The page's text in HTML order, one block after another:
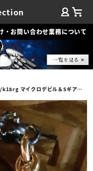
・お問い合わせ業務について
ル＆Sギアロゴ/チタン3マイクロデビル